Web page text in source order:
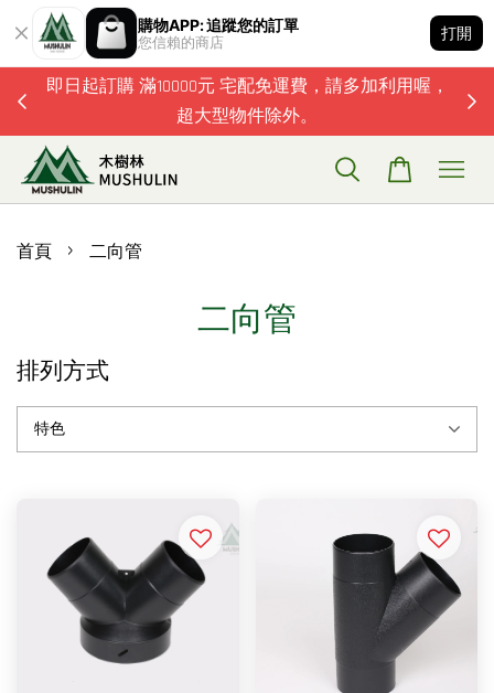
購物APP: 追蹤您的訂單
您信賴的商店
打開
即日起訂購 滿10000元 宅配免運費，請多加利用喔，
超大型物件除外。
首頁 › 二向管
二向管
排列方式